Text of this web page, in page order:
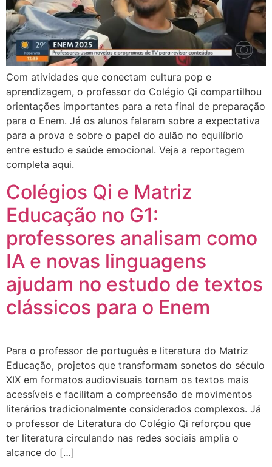
Com atividades que conectam cultura pop e
aprendizagem, o professor do Colégio Qi compartilhou
orientações importantes para a reta final de preparação
para o Enem. Já os alunos falaram sobre a expectativa
para a prova e sobre o papel do aulão no equilíbrio
entre estudo e saúde emocional. Veja a reportagem
completa aqui.
Colégios Qi e Matriz
Educação no G1:
professores analisam como
IA e novas linguagens
ajudam no estudo de textos
clássicos para o Enem
Para o professor de português e literatura do Matriz
Educação, projetos que transformam sonetos do século
XIX em formatos audiovisuais tornam os textos mais
acessíveis e facilitam a compreensão de movimentos
literários tradicionalmente considerados complexos. Já
o professor de Literatura do Colégio Qi reforçou que
ter literatura circulando nas redes sociais amplia o
alcance do […]